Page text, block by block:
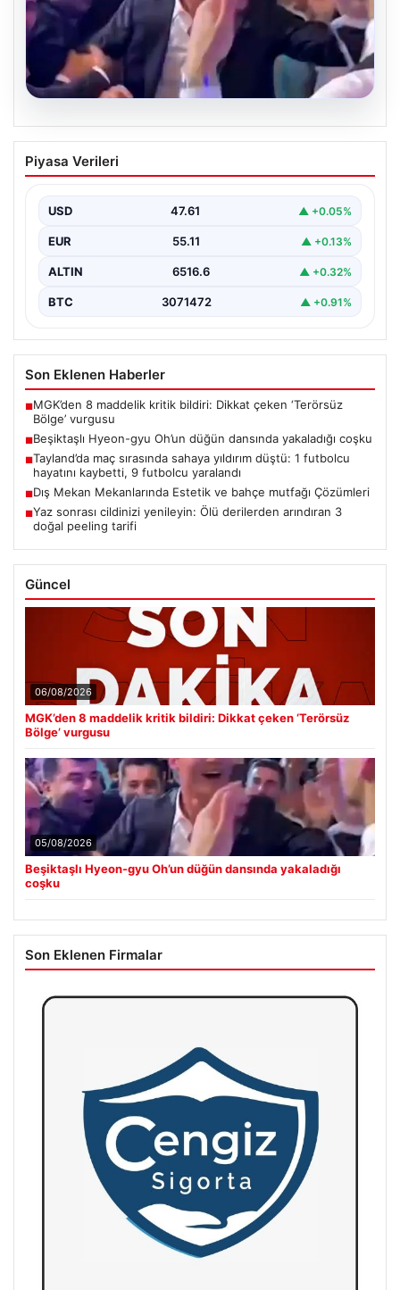
05.08.2026
Beşiktaşlı Hyeon-gyu Oh’un düğün
dansında yakaladığı coşku
düzenlediği düğünde sahneye çıkarak eğlenceli bir
dans performansı…
Piyasa Verileri
USD 47.61 ▲ +0.05%
EUR 55.11 ▲ +0.13%
ALTIN 6516.6 ▲ +0.32%
BTC 3071472 ▲ +0.91%
Son Eklenen Haberler
■MGK’den 8 maddelik kritik bildiri: Dikkat çeken ‘Terörsüz
Bölge’ vurgusu
■Beşiktaşlı Hyeon-gyu Oh’un düğün dansında yakaladığı coşku
■Tayland’da maç sırasında sahaya yıldırım düştü: 1 futbolcu
hayatını kaybetti, 9 futbolcu yaralandı
■Dış Mekan Mekanlarında Estetik ve bahçe mutfağı Çözümleri
■Yaz sonrası cildinizi yenileyin: Ölü derilerden arındıran 3
doğal peeling tarifi
Güncel
06/08/2026
MGK’den 8 maddelik kritik bildiri: Dikkat çeken ‘Terörsüz
Bölge’ vurgusu
05/08/2026
Beşiktaşlı Hyeon-gyu Oh’un düğün dansında yakaladığı
coşku
Son Eklenen Firmalar